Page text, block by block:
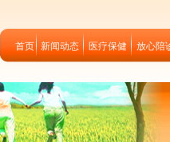
首页 新闻动态 医疗保健 放心陪